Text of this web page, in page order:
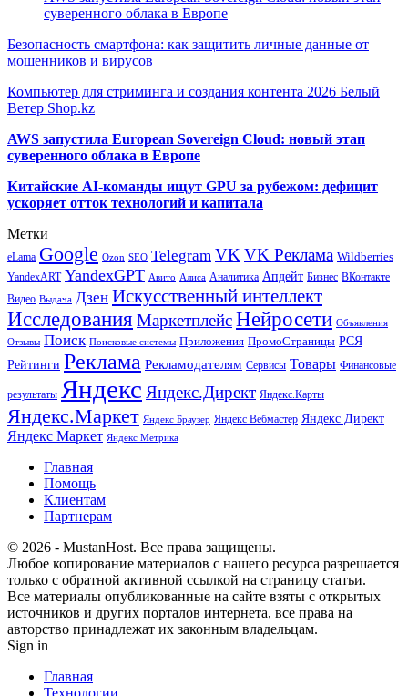
суверенного облака в Европе
Безопасность смартфона: как защитить личные данные от
мошенников и вирусов
Компьютер для стриминга и создания контента 2026 Белый
Ветер Shop.kz
AWS запустила European Sovereign Cloud: новый этап
суверенного облака в Европе
Китайские AI-команды ищут GPU за рубежом: дефицит
ускоряет отток технологий и капитала
Метки
eLama Google Ozon SEO Telegram VK VK Реклама Wildberries
YandexART YandexGPT Авито Алиса Аналитика Апдейт Бизнес ВКонтакте
Видео Выдача Дзен Искусственный интеллект
Исследования МаркетплейсНейросети Объявления
Отзывы Поиск Поисковые системы Приложения ПромоСтраницы РСЯ
Рейтинги Реклама Рекламодателям Сервисы Товары Финансовые
результаты Яндекс Яндекс.Директ Яндекс.Карты
Яндекс.Маркет Яндекс Браузер Яндекс Вебмастер Яндекс Директ
Яндекс Маркет Яндекс Метрика
Главная
Помощь
Клиентам
Партнерам
© 2026 - MustanHost. Все права защищены.
Любое копирование материалов с нашего ресурса разрешается
только с обратной активной ссылкой на страницу статьи.
Все материалы опубликованные на сайте взяты с открытых
источников и других порталов интернета, все права на
авторство принадлежат их законным владельцам.
Sign in
Главная
Технологии